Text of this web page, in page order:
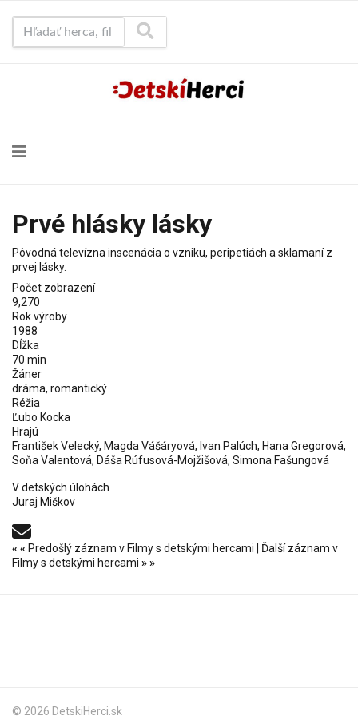
Prvé hlásky lásky
Pôvodná televízna inscenácia o vzniku, peripetiách a sklamaní z
prvej lásky.
Počet zobrazení
9,270
Rok výroby
1988
Dĺžka
70 min
Žáner
dráma, romantický
Réžia
Ľubo Kocka
Hrajú
František Velecký, Magda Vášáryová, Ivan Palúch, Hana Gregorová,
Soňa Valentová, Dáša Rúfusová-Mojžišová, Simona Fašungová
V detských úlohách
Juraj Miškov
«« Predošlý záznam v Filmy s detskými hercami
Ďalší záznam v
Filmy s detskými hercami »»
© 2026 DetskiHerci.sk